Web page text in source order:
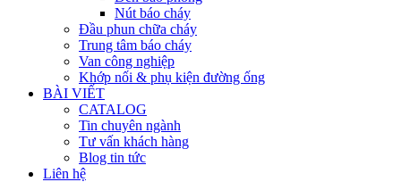
Nút báo cháy
Đầu phun chữa cháy
Trung tâm báo cháy
Van công nghiệp
Khớp nối & phụ kiện đường ống
BÀI VIẾT
CATALOG
Tin chuyên ngành
Tư vấn khách hàng
Blog tin tức
Liên hệ